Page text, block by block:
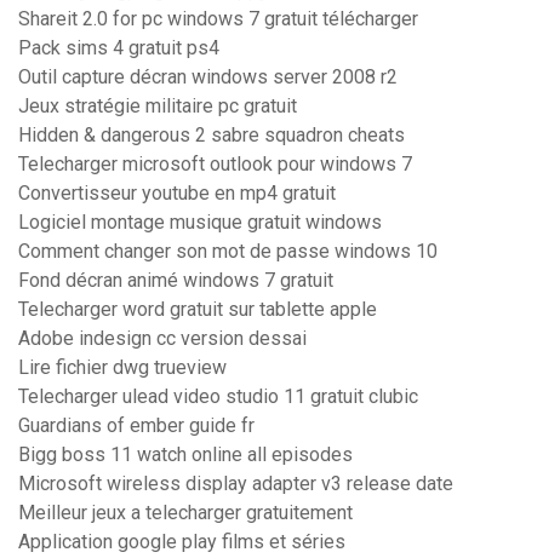
Shareit 2.0 for pc windows 7 gratuit télécharger
Pack sims 4 gratuit ps4
Outil capture décran windows server 2008 r2
Jeux stratégie militaire pc gratuit
Hidden & dangerous 2 sabre squadron cheats
Telecharger microsoft outlook pour windows 7
Convertisseur youtube en mp4 gratuit
Logiciel montage musique gratuit windows
Comment changer son mot de passe windows 10
Fond décran animé windows 7 gratuit
Telecharger word gratuit sur tablette apple
Adobe indesign cc version dessai
Lire fichier dwg trueview
Telecharger ulead video studio 11 gratuit clubic
Guardians of ember guide fr
Bigg boss 11 watch online all episodes
Microsoft wireless display adapter v3 release date
Meilleur jeux a telecharger gratuitement
Application google play films et séries